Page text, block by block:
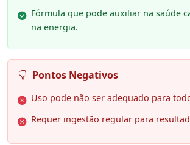
Fórmula que pode auxiliar na saúde
na energia.
Pontos Negativos
Uso pode não ser adequado para
Requer ingestão regular para